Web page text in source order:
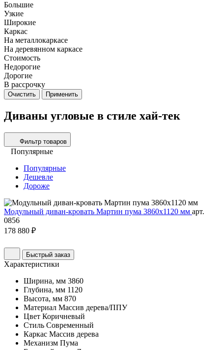
Большие
Узкие
Широкие
Каркас
На металлокаркасе
На деревянном каркасе
Стоимость
Недорогие
Дорогие
В рассрочку
Очистить Применить
Диваны угловые в стиле хай-тек
Фильтр товаров
Популярные
Популярные
Дешевле
Дороже
Модульный диван-кровать Мартин пума 3860х1120 мм арт.
0856
178 880 ₽
Быстрый заказ
Характеристики
Ширина, мм 3860
Глубина, мм 1120
Высота, мм 870
Материал Массив дерева/ППУ
Цвет Коричневый
Стиль Современный
Каркас Массив дерева
Механизм Пума